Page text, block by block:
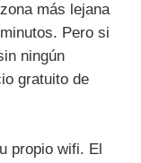
más lejana
Pero si
ningún
gratuito de
propio wifi. El